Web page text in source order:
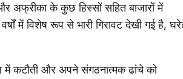
अफ्रीका के कुछ हिस्सों सहित बाजारों में
में विशेष रूप से भारी गिरावट देखी गई है,
में कटौती और अपने संगठनात्मक ढांचे को